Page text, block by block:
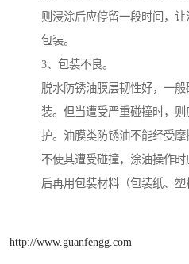
则浸涂后应停留一段时间，
包装。
3、包装不良。
脱水防锈油膜层韧性好，一
装。但当遭受严重碰撞时，
护。油膜类防锈油不能经受
不使其遭受碰撞，涂油操作
后再用包装材料（包装纸、塑
http://www.guanfengg.com